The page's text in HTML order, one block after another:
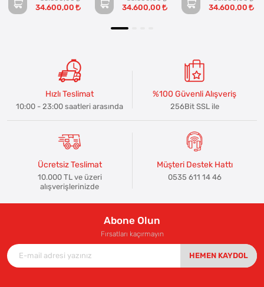
34.600,00 34.600,00 34.600,00
Hızlı Teslimat
10:00 - 23:00 saatleri arasında
%100 Güvenli Alışveriş
256Bit SSL ile
Ücretsiz Teslimat
10.000 TL ve üzeri
alışverişlerinizde
Müşteri Destek Hattı
0535 611 14 46
Abone Olun
Fırsatları kaçırmayın
HEMEN KAYDOL